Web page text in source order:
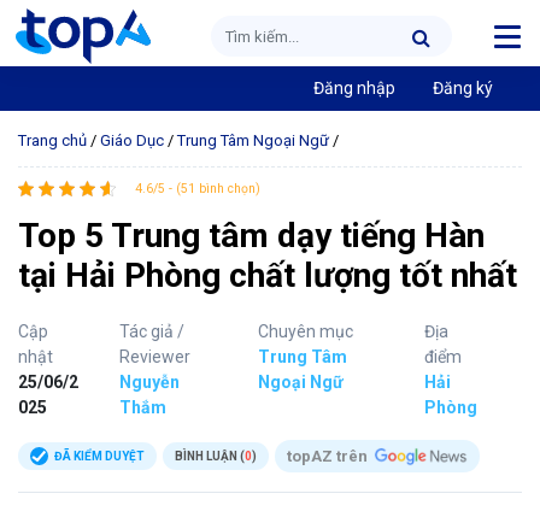
Đăng nhập Đăng ký
Trang chủ / Giáo Dục /Trung Tâm Ngoại Ngữ /
4.6/5 - (51 bình chọn)
Top 5 Trung tâm dạy tiếng Hàn
tại Hải Phòng chất lượng tốt nhất
Cập
nhật
25/06/2
025
Tác giả /
Reviewer
Nguyễn
Thắm
Chuyên mục
Trung Tâm
Ngoại Ngữ
Địa
điểm
Hải
Phòng
ĐÃ KIỂM DUYỆT BÌNH LUẬN (0) topAZ trên